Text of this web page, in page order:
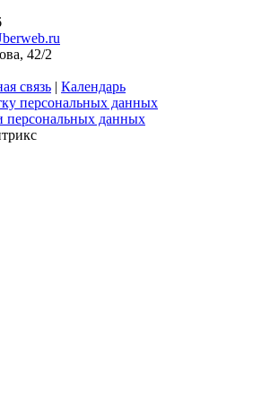
42/2
связь | Календарь
персональных данных
персональных данных